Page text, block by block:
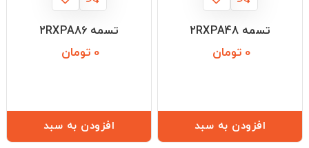
تسمه 2RXPA48
0 تومان
افزودن به سبد
تسمه 2RXPA86
0 تومان
افزودن به سبد